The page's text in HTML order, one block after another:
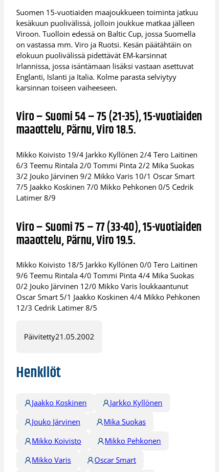
Suomen 15-vuotiaiden maajoukkueen toiminta jatkuu
kesäkuun puolivälissä, jolloin joukkue matkaa jälleen
Viroon. Tuolloin edessä on Baltic Cup, jossa Suomella
on vastassa mm. Viro ja Ruotsi. Kesän päätähtäin on
elokuun puolivälissä pidettävät EM-karsinnat
Irlannissa, jossa isäntämaan lisäksi vastaan asettuvat
Englanti, Islanti ja Italia. Kolme parasta selviytyy
karsinnan toiseen vaiheeseen.
Viro – Suomi 54 – 75 (21-35), 15-vuotiaiden
maaottelu, Pärnu, Viro 18.5.
Mikko Koivisto 19/4 Jarkko Kyllönen 2/4 Tero Laitinen
6/3 Teemu Rintala 2/0 Tommi Pinta 2/2 Mika Suokas
3/2 Jouko Järvinen 9/2 Mikko Varis 10/1 Oscar Smart
7/5 Jaakko Koskinen 7/0 Mikko Pehkonen 0/5 Cedrik
Latimer 8/9
Viro – Suomi 75 – 77 (33-40), 15-vuotiaiden
maaottelu, Pärnu, Viro 19.5.
Mikko Koivisto 18/5 Jarkko Kyllönen 0/0 Tero Laitinen
9/6 Teemu Rintala 4/0 Tommi Pinta 4/4 Mika Suokas
0/2 Jouko Järvinen 12/0 Mikko Varis loukkaantunut
Oscar Smart 5/1 Jaakko Koskinen 4/4 Mikko Pehkonen
12/3 Cedrik Latimer 8/5
Päivitetty21.05.2002
Henkilöt
Jaakko Koskinen
Jarkko Kyllönen
Jouko Järvinen
Mika Suokas
Mikko Koivisto
Mikko Pehkonen
Mikko Varis
Oscar Smart